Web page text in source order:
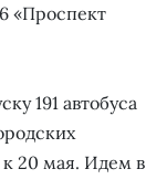
«Проспект
191 автобуса
20 мая. Идем в